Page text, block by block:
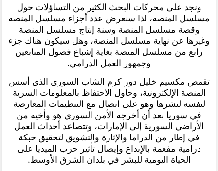
ونجد على محركات البحث الكثير من التساؤلات حول
مسلسل المنصة، لذا سنعرض عدد أجزاء مسلسل المنصة
وقصة مسلسل المنصة وسنة إنتاج مسلسل المنصة
وغيرها عن نهاية مسلسل المنصة، وهل سيكون هناك جزء
رابع من مسلسل المنصة بغاية إشباع فضول المتابعين
وجمهور العمل الدرامي.
تقمص مكسيم خليل دور كرم الشاب السوري الذي أسس
المنصة الإلكترونية، وحاول الاحتفاظ بالمعلومات السرية
لنفسه لنشرها وهو على اتصال مع التنظيمات المعارضة
في سوريا بعد أن أخرجه الأمن السوري هو وأخيه من
الأراضي السورية إلى الإمارات، وتتصاعد أحداث العمل
في إطار من الدراما والإثارة والتشويق لتحقيق حبكة
درامية مفعمة بالإبداع وإيصال تأثير حرب الميديا على
الحياة اليومية للبشر في بلدان الشرق الأوسط.